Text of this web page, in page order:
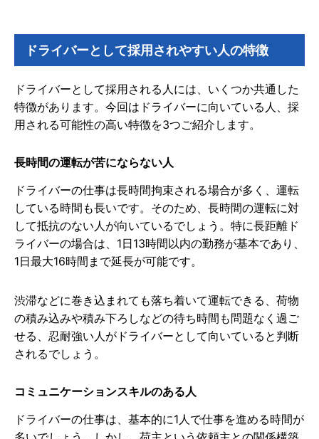
ドライバーとして採用されやすい人の特徴
ドライバーとして採用される人には、いくつか共通した
特徴があります。今回はドライバーに向いている人、採
用される可能性の高い特徴を3つご紹介します。
長時間の運転が苦にならない人
ドライバーの仕事は長時間拘束される場合が多く、運転
している時間も長いです。そのため、長時間の運転に対
して抵抗のない人が向いているでしょう。特に長距離ド
ライバーの場合は、1日13時間以内の勤務が基本であり、
1日最大16時間まで延長が可能です。
渋滞などに巻き込まれても落ち着いて運転できる、荷物
の積み込みや積み下ろしなどの待ち時間も問題なく過ご
せる、忍耐強い人がドライバーとして向いていると判断
されるでしょう。
コミュニケーションスキルのある人
ドライバーの仕事は、基本的に1人で仕事を進める時間が